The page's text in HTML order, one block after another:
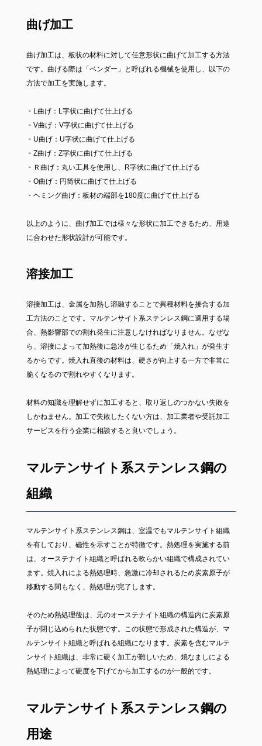
曲げ加工
曲げ加工は、板状の材料に対して任意形状に曲げて加工する方法
です。曲げる際は「ベンダー」と呼ばれる機械を使用し、以下の
方法で加工を実施します。
・L曲げ：L字状に曲げて仕上げる
・V曲げ：V字状に曲げて仕上げる
・U曲げ：U字状に曲げて仕上げる
・Z曲げ：Z字状に曲げて仕上げる
・Ｒ曲げ：丸い工具を使用し、R字状に曲げて仕上げる
・O曲げ：円筒状に曲げて仕上げる
・ヘミング曲げ：板材の端部を180度に曲げて仕上げる
以上のように、曲げ加工では様々な形状に加工できるため、用途
に合わせた形状設計が可能です。
溶接加工
溶接加工は、金属を加熱し溶融することで異種材料を接合する加
工方法のことです。マルテンサイト系ステンレス鋼に適用する場
合、熱影響部での割れ発生に注意しなければなりません。なぜな
ら、溶接によって加熱後に急冷が生じるため「焼入れ」が発生す
るからです。焼入れ直後の材料は、硬さが向上する一方で非常に
脆くなるので割れやすくなります。
材料の知識を理解せずに加工すると、取り返しのつかない失敗を
しかねません。加工で失敗したくない方は、加工業者や受託加工
サービスを行う企業に相談すると良いでしょう。
マルテンサイト系ステンレス鋼の
組織
マルテンサイト系ステンレス鋼は、室温でもマルテンサイト組織
を有しており、磁性を示すことが特徴です。熱処理を実施する前
は、オーステナイト組織と呼ばれる軟らかい組織で構成されてい
ます。焼入れによる熱処理時、急激に冷却されるため炭素原子が
移動する間もなく、熱処理が完了します。
そのため熱処理後は、元のオーステナイト組織の構造内に炭素原
子が閉じ込められた状態です。この状態で形成された構造が、マ
ルテンサイト組織と呼ばれる組織になります。炭素を含むマルテ
ンサイト組織は、非常に硬く加工が難しいため、焼なましによる
熱処理によって硬度を下げてから加工するのが一般的です。
マルテンサイト系ステンレス鋼の
用途